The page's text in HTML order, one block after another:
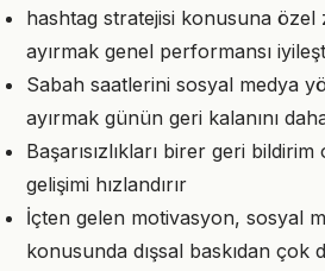
hashtag stratejisi konusuna özel
ayırmak genel performansı
Sabah saatlerini sosyal medya
ayırmak günün geri kalanını
Başarısızlıkları birer geri
gelişimi hızlandırır
İçten gelen motivasyon, sosyal
konusunda dışsal baskıdan çok